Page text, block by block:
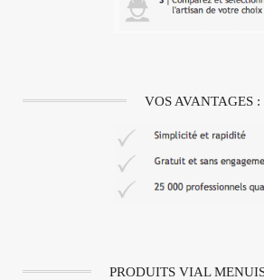
VOS AVANTAGES :
PRODUITS VIAL